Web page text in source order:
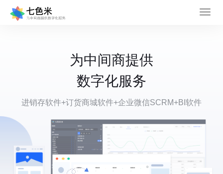
为中间商提供
数字化服务
进销存软件+订货商城软件+企业微信SCRM+BI软件